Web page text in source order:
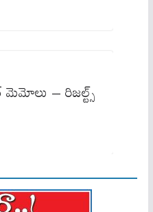
– రిజల్ట్స్